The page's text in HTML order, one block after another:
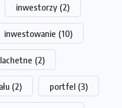
inwestorzy (2)
inwestowanie (10)
(2)
(2) portfel (3)